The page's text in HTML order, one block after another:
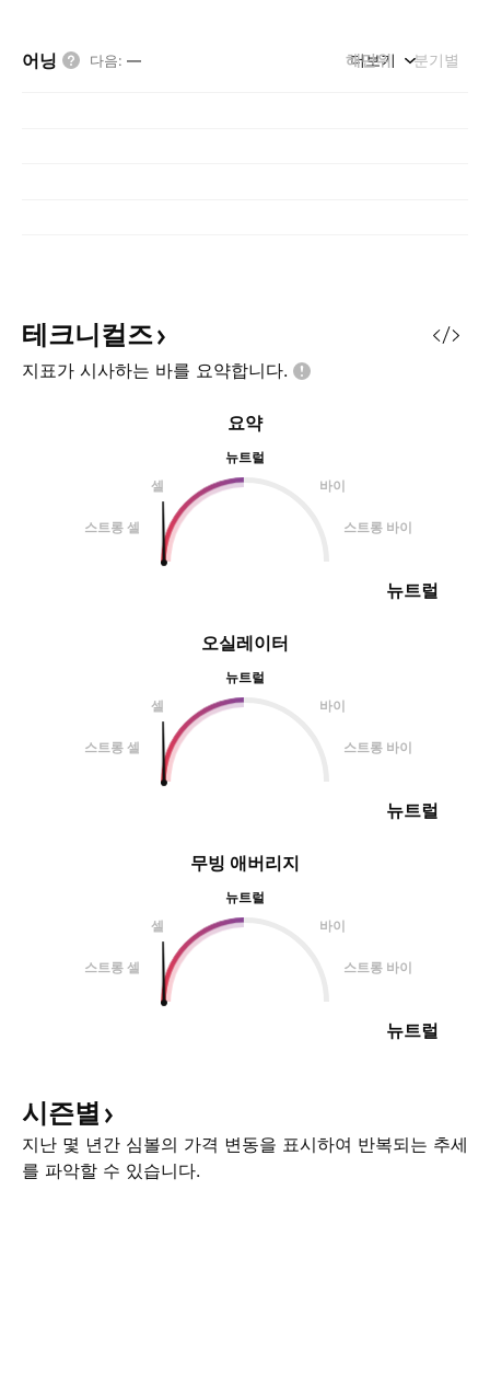
어닝 다음: — 해단위 분기별
더보기
테크니컬즈
지표가 시사하는 바를 요약합니다.
오실레이터
뉴트럴
셀
바이
스트롱 셀 스트롱 바이
뉴트럴
요약
뉴트럴
셀
바이
스트롱 셀 스트롱 바이
뉴트럴
무빙 애버리지
뉴트럴
셀
바이
스트롱 셀 스트롱 바이
뉴트럴
시즌별
지난 몇 년간 심볼의 가격 변동을 표시하여 반복되는 추세
를 파악할 수 있습니다.